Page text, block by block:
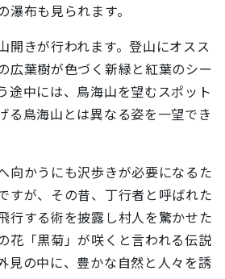
布も見られます。
開きが行われます。登山にオスス
広葉樹が色づく新緑と紅葉のシー
途中には、鳥海山を望むスポット
る鳥海山とは異なる姿を一望でき
向かうにも沢歩きが必要になるた
すが、その昔、丁行者と呼ばれた
行する術を披露し村人を驚かせた
花「黒菊」が咲くと言われる伝説
見の中に、豊かな自然と人々を誘